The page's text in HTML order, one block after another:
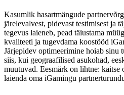
Kasumlik hasartmängude
järelevalvest, pidevast testimisest ja
tegevus laieneb, pead täiustama
kvaliteeti ja tugevdama koostööd
Järjepidev optimeerimine hoiab sinu
siis, kui geograafilised asukohad,
muutuvad. Eesmärk on lihtne: kaitse
laienda oma iGamingu